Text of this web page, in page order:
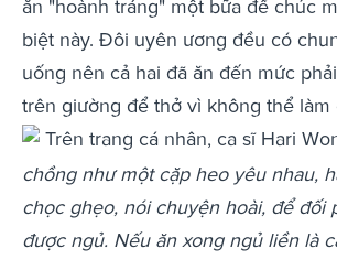
ăn "hoành tráng" một bữa để chúc
biệt này. Đôi uyên ương đều có
uống nên cả hai đã ăn đến mức
trên giường để thở vì không thể làm
Trên trang cá nhân, ca sĩ Hari
chồng như một cặp heo yêu nhau,
chọc ghẹo, nói chuyện hoài, để đối
được ngủ. Nếu ăn xong ngủ liền là